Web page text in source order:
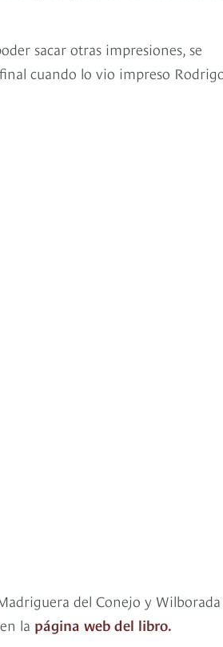
sacar otras impresiones, se
cuando lo vio impreso
del Conejo y Wilborada
la página web del libro.